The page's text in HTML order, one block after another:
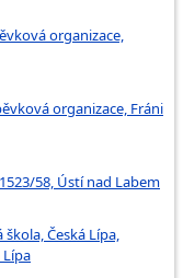
organizace,
organizace, Fráni
58, Ústí nad Labem
Česká Lípa,
Lípa